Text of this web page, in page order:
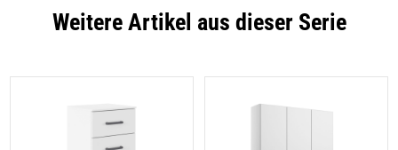
Weitere Artikel aus dieser Serie